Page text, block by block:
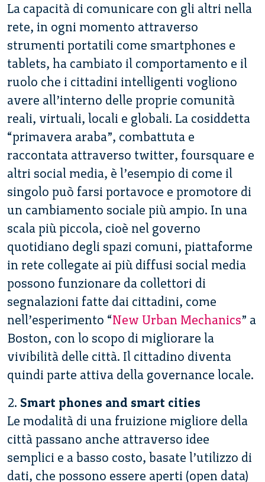
La capacità di comunicare con gli altri nella
rete, in ogni momento attraverso
strumenti portatili come smartphones e
tablets, ha cambiato il comportamento e il
ruolo che i cittadini intelligenti vogliono
avere all’interno delle proprie comunità
reali, virtuali, locali e globali. La cosiddetta
“primavera araba”, combattuta e
raccontata attraverso twitter, foursquare e
altri social media, è l’esempio di come il
singolo può farsi portavoce e promotore di
un cambiamento sociale più ampio. In una
scala più piccola, cioè nel governo
quotidiano degli spazi comuni, piattaforme
in rete collegate ai più diffusi social media
possono funzionare da collettori di
segnalazioni fatte dai cittadini, come
nell’esperimento “New Urban Mechanics” a
Boston, con lo scopo di migliorare la
vivibilità delle città. Il cittadino diventa
quindi parte attiva della governance locale.
2. Smart phones and smart cities
Le modalità di una fruizione migliore della
città passano anche attraverso idee
semplici e a basso costo, basate l’utilizzo di
dati, che possono essere aperti (open data)